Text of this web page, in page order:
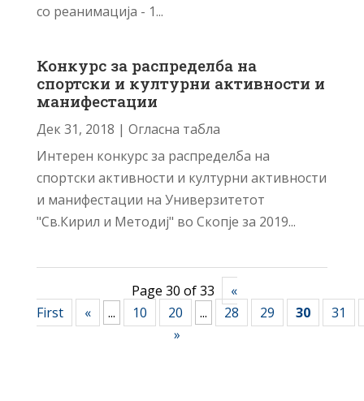
со реанимација - 1...
Конкурс за распределба на
спортски и културни активности и
манифестации
Дек 31, 2018 | Огласна табла
Интерен конкурс за распределба на
спортски активности и културни активности
и манифестации на Универзитетот
"Св.Кирил и Методиј" во Скопје за 2019...
Page 30 of 33
«
First
« ... 10 20 ... 28 29 30
31
»